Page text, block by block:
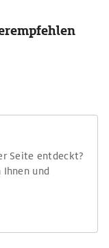
Seite entdeckt?
und